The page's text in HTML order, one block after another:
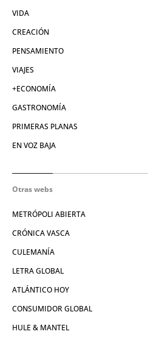
VIDA
CREACIÓN
PENSAMIENTO
VIAJES
+ECONOMÍA
GASTRONOMÍA
PRIMERAS PLANAS
EN VOZ BAJA
Otras webs
METRÓPOLI ABIERTA
CRÓNICA VASCA
CULEMANÍA
LETRA GLOBAL
ATLÁNTICO HOY
CONSUMIDOR GLOBAL
HULE & MANTEL